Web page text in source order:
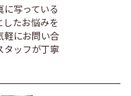
に写っている
したお悩みを
軽にお問い合
タッフが丁寧